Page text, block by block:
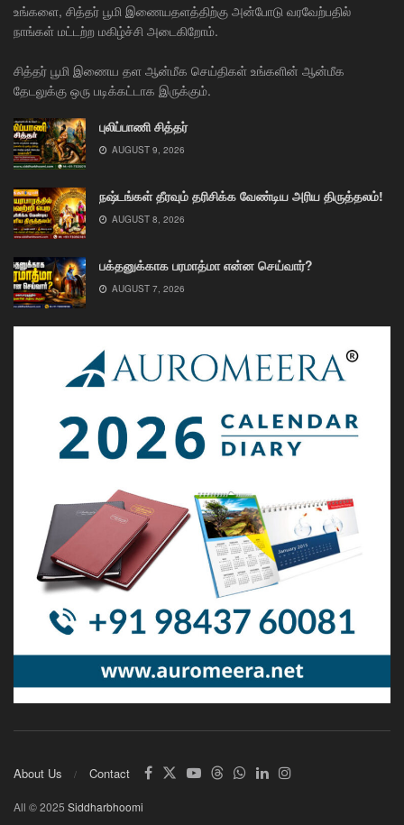
உங்களை, சித்தர் பூமி இணையதளத்திற்கு அன்போடு வரவேற்பதில்
நாங்கள் மட்டற்ற மகிழ்ச்சி அடைகிறோம்.
சித்தர் பூமி இணைய தள ஆன்மீக செய்திகள் உங்களின் ஆன்மீக
தேடலுக்கு ஒரு படிக்கட்டாக இருக்கும்.
புலிப்பாணி சித்தர்
AUGUST 9, 2026
நஷ்டங்கள் தீரவும் தரிசிக்க வேண்டிய அரிய திருத்தலம்!
AUGUST 8, 2026
பக்தனுக்காக பரமாத்மா என்ன செய்வார்?
AUGUST 7, 2026
About Us Contact
All © 2025 Siddharbhoomi